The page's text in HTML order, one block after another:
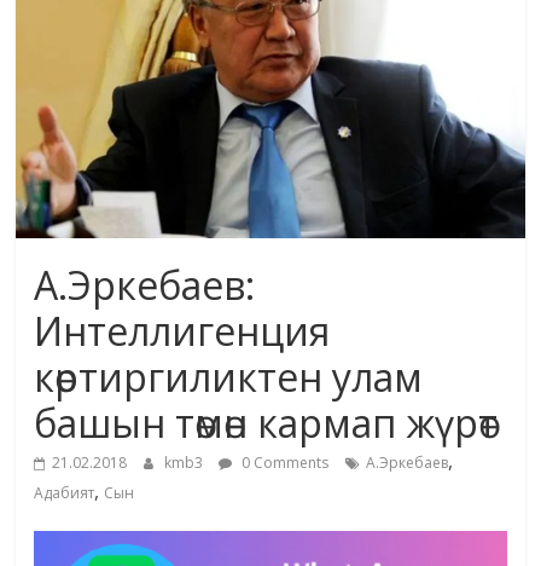
маданияты
адабияты
А.Эркебаев:
Интеллигенция
көртиргиликтен улам
башын төмөн кармап жүрөт
21.02.2018 kmb3 0 Comments А.Эркебаев,
Адабият, Сын